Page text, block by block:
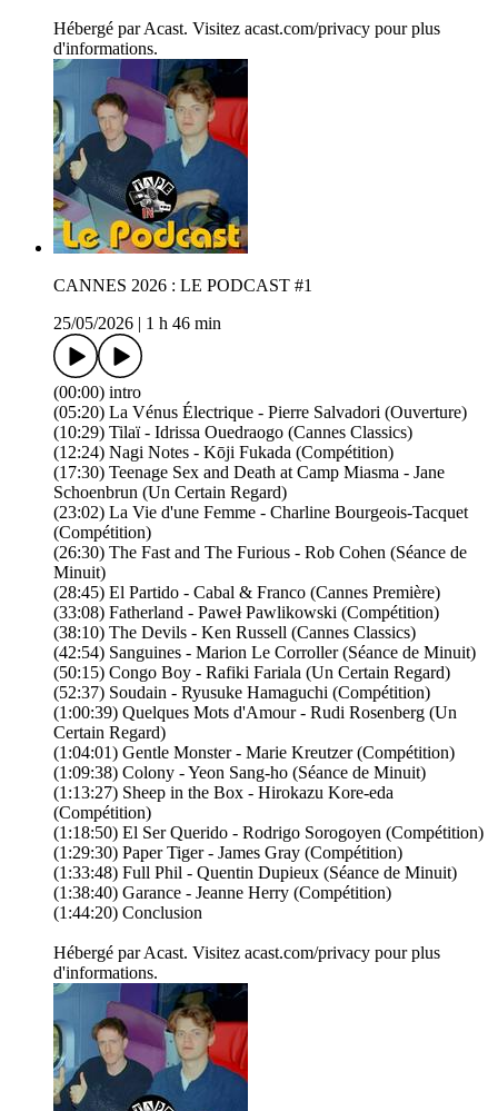
Hébergé par Acast. Visitez acast.com/privacy pour plus
d'informations.
CANNES 2026 : LE PODCAST #1
25/05/2026
1 h 46 min
(00:00) intro
(05:20) La Vénus Électrique - Pierre Salvadori (Ouverture)
(10:29) Tilaï - Idrissa Ouedraogo (Cannes Classics)
(12:24) Nagi Notes - Kōji Fukada (Compétition)
(17:30) Teenage Sex and Death at Camp Miasma - Jane
Schoenbrun (Un Certain Regard)
(23:02) La Vie d'une Femme - Charline Bourgeois-Tacquet
(Compétition)
(26:30) The Fast and The Furious - Rob Cohen (Séance de
Minuit)
(28:45) El Partido - Cabal & Franco (Cannes Première)
(33:08) Fatherland - Paweł Pawlikowski (Compétition)
(38:10) The Devils - Ken Russell (Cannes Classics)
(42:54) Sanguines - Marion Le Corroller (Séance de Minuit)
(50:15) Congo Boy - Rafiki Fariala (Un Certain Regard)
(52:37) Soudain - Ryusuke Hamaguchi (Compétition)
(1:00:39) Quelques Mots d'Amour - Rudi Rosenberg (Un
Certain Regard)
(1:04:01) Gentle Monster - Marie Kreutzer (Compétition)
(1:09:38) Colony - Yeon Sang-ho (Séance de Minuit)
(1:13:27) Sheep in the Box - Hirokazu Kore-eda
(Compétition)
(1:18:50) El Ser Querido - Rodrigo Sorogoyen (Compétition)
(1:29:30) Paper Tiger - James Gray (Compétition)
(1:33:48) Full Phil - Quentin Dupieux (Séance de Minuit)
(1:38:40) Garance - Jeanne Herry (Compétition)
(1:44:20) Conclusion
Hébergé par Acast. Visitez acast.com/privacy pour plus
d'informations.